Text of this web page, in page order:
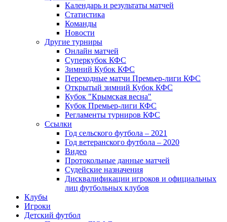
Календарь и результаты матчей
Статистика
Команды
Новости
Другие турниры
Онлайн матчей
Суперкубок КФС
Зимний Кубок КФС
Переходные матчи Премьер-лиги КФС
Открытый зимний Кубок КФС
Кубок "Крымская весна"
Кубок Премьер-лиги КФС
Регламенты турниров КФС
Ссылки
Год сельского футбола – 2021
Год ветеранского футбола – 2020
Видео
Протокольные данные матчей
Судейские назначения
Дисквалификации игроков и официальных
лиц футбольных клубов
Клубы
Игроки
Детский футбол